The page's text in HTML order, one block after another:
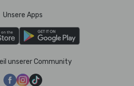
Unsere Apps
unserer Community